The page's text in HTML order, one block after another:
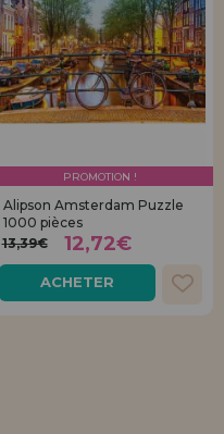
PROMOTION !
Alipson Amsterdam Puzzle
1000 pièces
13,39€
12,72€
ACHETER